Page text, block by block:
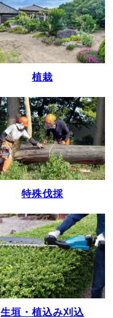
植栽
特殊伐採
生垣・植込み刈込